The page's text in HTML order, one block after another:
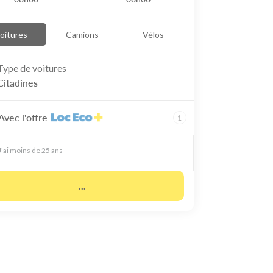
Camions Vélos
devoitures
l'offre
moins de 25 ans